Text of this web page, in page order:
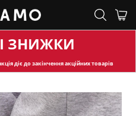
ЗНИЖКИ
діє до закінчення акційних товарів